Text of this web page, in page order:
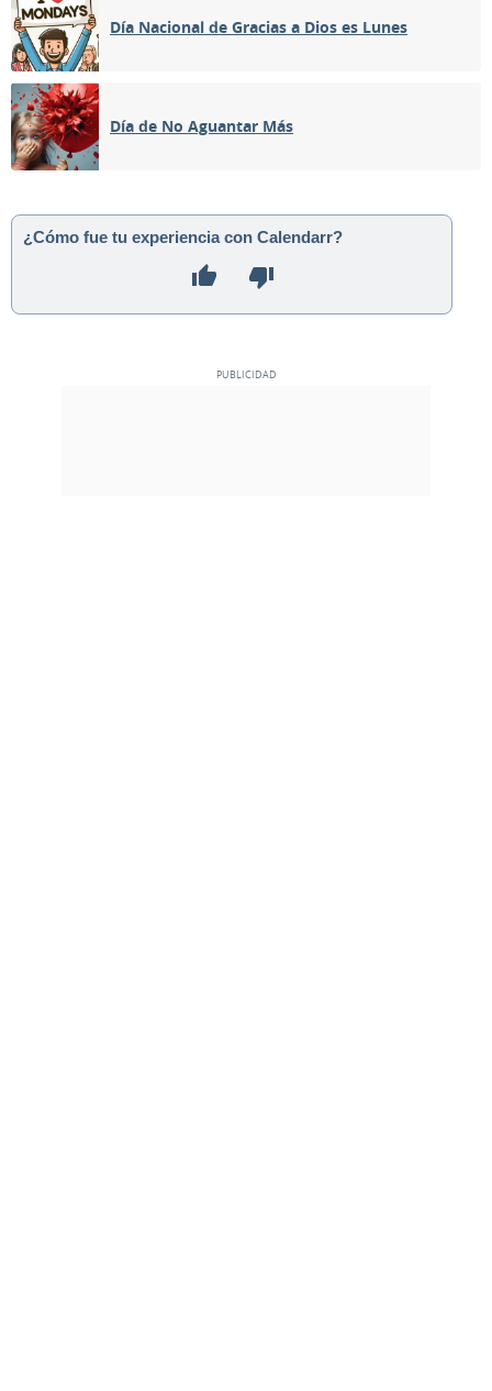
Día Nacional de Gracias a Dios es Lunes
Día de No Aguantar Más
¿Cómo fue tu experiencia con Calendarr?